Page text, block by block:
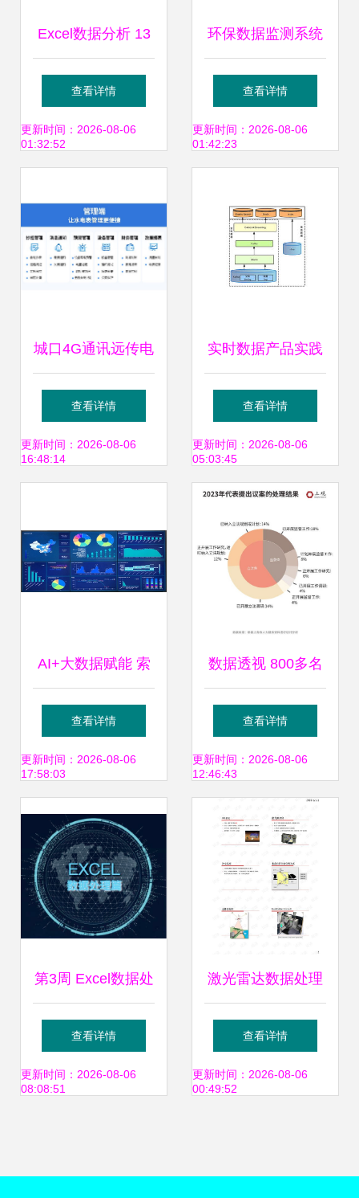
Excel数据分析 13
个图表可视化技
巧，提升存储支持
查看详情
更新时间：2026-08-06
01:32:52
环保数据监测系统
智能守护环境的数
字化引擎
查看详情
更新时间：2026-08-06
01:42:23
城口4G通讯远传电
表 四川电表厂家的
存储与服务新标杆
查看详情
更新时间：2026-08-06
16:48:14
实时数据产品实践
美团大交通战场沙
盘的存储支持服务
查看详情
更新时间：2026-08-06
05:03:45
AI+大数据赋能 索
米客便利店精准获
客的存储基石
查看详情
更新时间：2026-08-06
17:58:03
数据透视 800多名
上海市人大代表关
注热点深度解析
查看详情
更新时间：2026-08-06
12:46:43
第3周 Excel数据处
理中的存储与支持
服务详解
查看详情
更新时间：2026-08-06
08:08:51
激光雷达数据处理
从三维产品生产到
广泛应用
查看详情
更新时间：2026-08-06
00:49:52